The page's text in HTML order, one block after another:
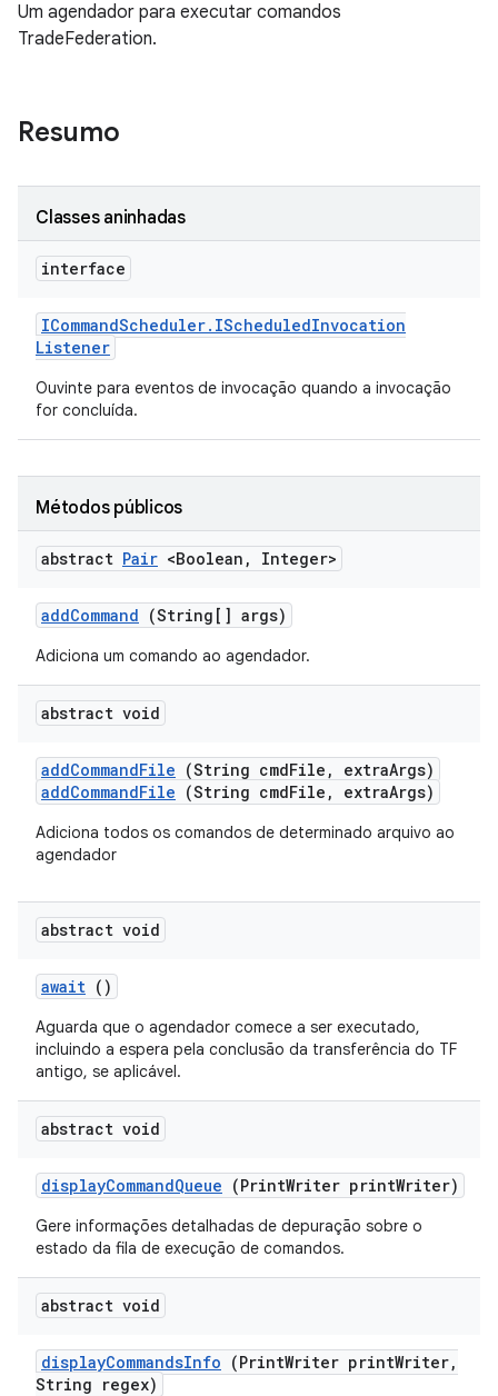
Um agendador para executar comandos
TradeFederation.
Resumo
Classes aninhadas
interface
ICommandScheduler. IScheduledInvocation
Listener
Ouvinte para eventos de invocação quando a invocação
for concluída.
Métodos públicos
abstract Pair <Boolean , Integer>
addCommand (String[] args)
Adiciona um comando ao agendador.
abstract void
addCommandFile (String cmdFile , extraArgs)
addCommandFile (String cmdFile, extraArgs)
Adiciona todos os comandos de determinado arquivo ao
agendador
abstract void
await ()
Aguarda que o agendador comece a ser executado,
incluindo a espera pela conclusão da transferência do TF
antigo, se aplicável.
abstract void
displayCommandQueue (PrintWriter printWriter)
Gere informações detalhadas de depuração sobre o
estado da fila de execução de comandos.
abstract void
displayCommandsInfo (PrintWriter printWriter,
String regex)